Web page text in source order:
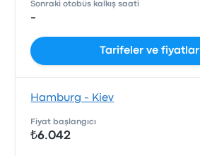
Sonraki otobüs kalkış saati
-
Tarifeler ve fiyatlar
Hamburg - Kiev
Fiyat başlangıcı
₺6.042